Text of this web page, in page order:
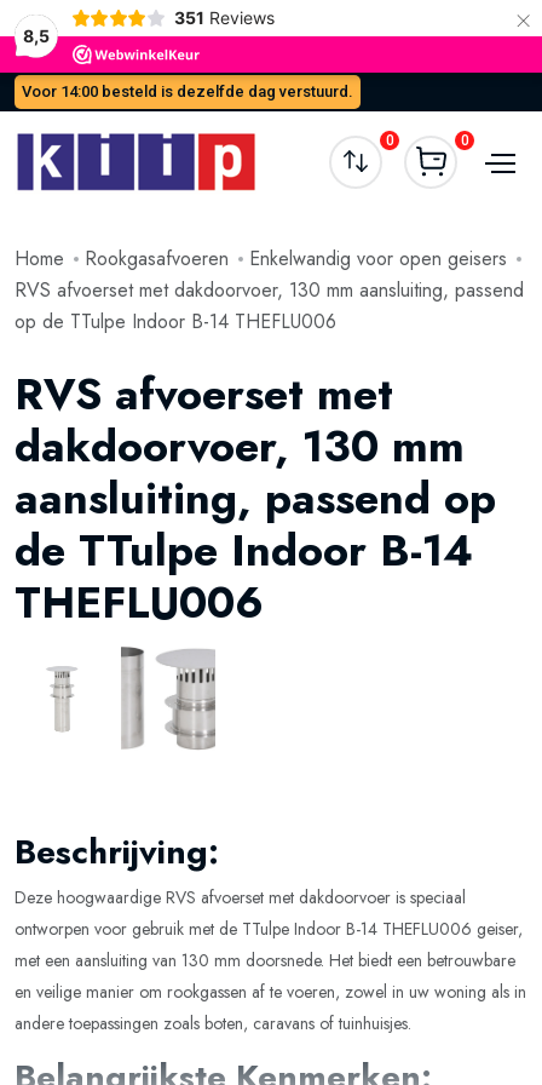
8,5
351 Reviews ×
Voor 14:00 besteld is dezelfde dag verstuurd.
0 0
Home Rookgasafvoeren
Enkelwandig voor open geisers
RVS afvoerset met dakdoorvoer, 130 mm aansluiting, passend
op de TTulpe Indoor B-14 THEFLU006
RVS afvoerset met
dakdoorvoer, 130 mm
aansluiting, passend op
de TTulpe Indoor B-14
THEFLU006
Beschrijving:
Deze hoogwaardige RVS afvoerset met dakdoorvoer is speciaal
ontworpen voor gebruik met de TTulpe Indoor B-14 THEFLU006 geiser,
met een aansluiting van 130 mm doorsnede. Het biedt een betrouwbare
en veilige manier om rookgassen af te voeren, zowel in uw woning als in
andere toepassingen zoals boten, caravans of tuinhuisjes.